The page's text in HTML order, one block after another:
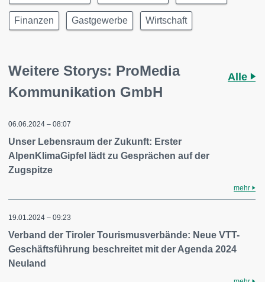
Finanzen Gastgewerbe Wirtschaft
Weitere Storys: ProMedia
Kommunikation GmbH
Alle
06.06.2024 – 08:07
Unser Lebensraum der Zukunft: Erster
AlpenKlimaGipfel lädt zu Gesprächen auf der
Zugspitze
mehr
19.01.2024 – 09:23
Verband der Tiroler Tourismusverbände: Neue VTT-
Geschäftsführung beschreitet mit der Agenda 2024
Neuland